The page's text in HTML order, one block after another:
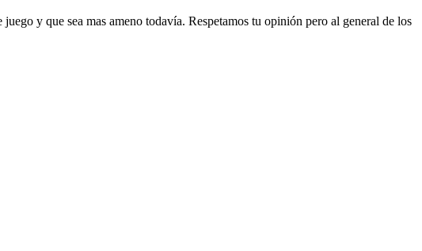
y que sea mas ameno todavía. Respetamos tu opinión pero al general de los